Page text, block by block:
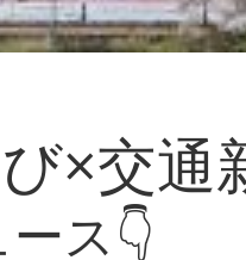
×交通
ス👇